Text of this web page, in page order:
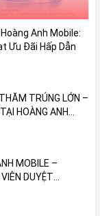
Anh Mobile:
Ưu Đãi Hấp Dẫn
TRÚNG LỚN –
HOÀNG ANH
MOBILE –
DUYỆT